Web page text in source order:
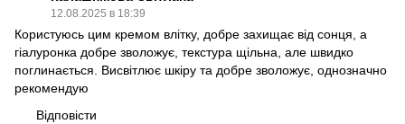
12.08.2025 в 18:39
Користуюсь цим кремом влітку, добре захищає від сонця, а
гіалуронка добре зволожує, текстура щільна, але швидко
поглинається. Висвітлює шкіру та добре зволожує, однозначно
рекомендую
Відповісти